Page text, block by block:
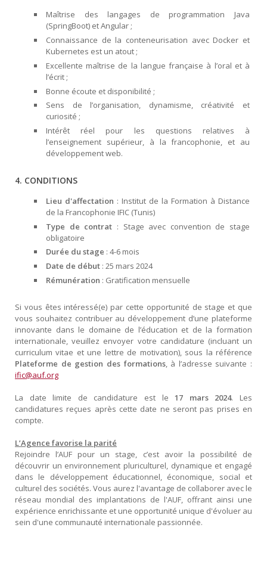
Maîtrise des langages de programmation Java
(SpringBoot) et Angular ;
Connaissance de la conteneurisation avec Docker et
Kubernetes est un atout ;
Excellente maîtrise de la langue française à l’oral et à
l’écrit ;
Bonne écoute et disponibilité ;
Sens de l’organisation, dynamisme, créativité et
curiosité ;
Intérêt réel pour les questions relatives à
l’enseignement supérieur, à la francophonie, et au
développement web.
4. CONDITIONS
Lieu d'affectation : Institut de la Formation à Distance
de la Francophonie IFIC (Tunis)
Type de contrat : Stage avec convention de stage
obligatoire
Durée du stage : 4-6 mois
Date de début : 25 mars 2024
Rémunération : Gratification mensuelle
Si vous êtes intéressé(e) par cette opportunité de stage et que
vous souhaitez contribuer au développement d’une plateforme
innovante dans le domaine de l’éducation et de la formation
internationale, veuillez envoyer votre candidature (incluant un
curriculum vitae et une lettre de motivation), sous la référence
Plateforme de gestion des formations, à l’adresse suivante :
ific@auf.org
La date limite de candidature est le17 mars 2024. Les
candidatures reçues après cette date ne seront pas prises en
compte.
L’Agence favorise la parité
Rejoindre l’AUF pour un stage, c’est avoir la possibilité de
découvrir un environnement pluriculturel, dynamique et engagé
dans le développement éducationnel, économique, social et
culturel des sociétés. Vous aurez l'avantage de collaborer avec le
réseau mondial des implantations de l'AUF, offrant ainsi une
expérience enrichissante et une opportunité unique d'évoluer au
sein d'une communauté internationale passionnée.